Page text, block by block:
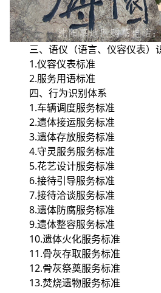
三、语仪（语言、仪容仪表）
1.仪容仪表标准
2.服务用语标准
四、行为识别体系
1.车辆调度服务标准
2.遗体接运服务标准
3.遗体存放服务标准
4.守灵服务服务标准
5.花艺设计服务标准
6.接待引导服务标准
7.接待洽谈服务标准
8.遗体防腐服务标准
9.遗体整容服务标准
10.遗体火化服务标准
11.骨灰存取服务标准
12.骨灰祭奠服务标准
13.焚烧遗物服务标准